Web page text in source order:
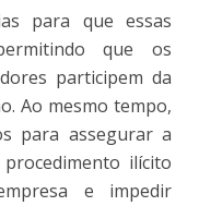
para que essas
que os
participem da
Ao mesmo tempo,
para assegurar a
ilícito
e impedir